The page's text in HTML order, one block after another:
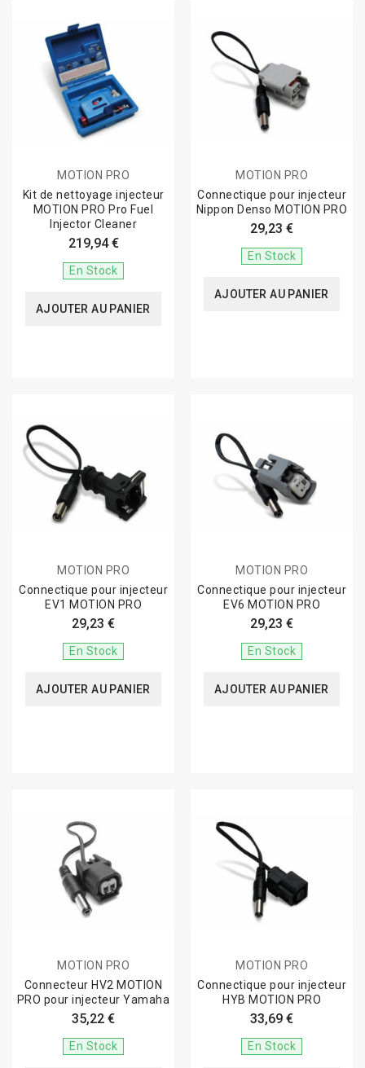
MOTION PRO
Kit de nettoyage injecteur
MOTION PRO Pro Fuel
Injector Cleaner
219,94 €
En Stock
AJOUTER AU PANIER
MOTION PRO
Connectique pour injecteur
Nippon Denso MOTION PRO
29,23 €
En Stock
AJOUTER AU PANIER
MOTION PRO
Connectique pour injecteur
EV1 MOTION PRO
29,23 €
En Stock
AJOUTER AU PANIER
MOTION PRO
Connectique pour injecteur
EV6 MOTION PRO
29,23 €
En Stock
AJOUTER AU PANIER
MOTION PRO
Connecteur HV2 MOTION
PRO pour injecteur Yamaha
35,22 €
En Stock
MOTION PRO
Connectique pour injecteur
HYB MOTION PRO
33,69 €
En Stock